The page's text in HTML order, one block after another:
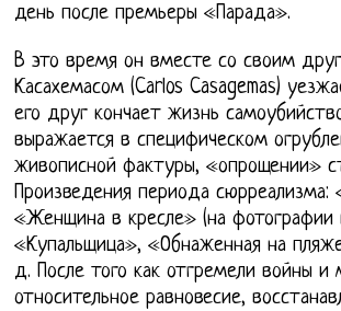
день после премьеры «Парада».
В это время он вместе со своим
Касахемасом (Carlos Casagemas)
его друг кончает жизнь
выражается в специфическом
живописной фактуры, «опрощении»
Произведения периода сюрреализма:
«Женщина в кресле» (на фотографии
«Купальщица», «Обнаженная на
д. После того как отгремели войны
относительное равновесие,